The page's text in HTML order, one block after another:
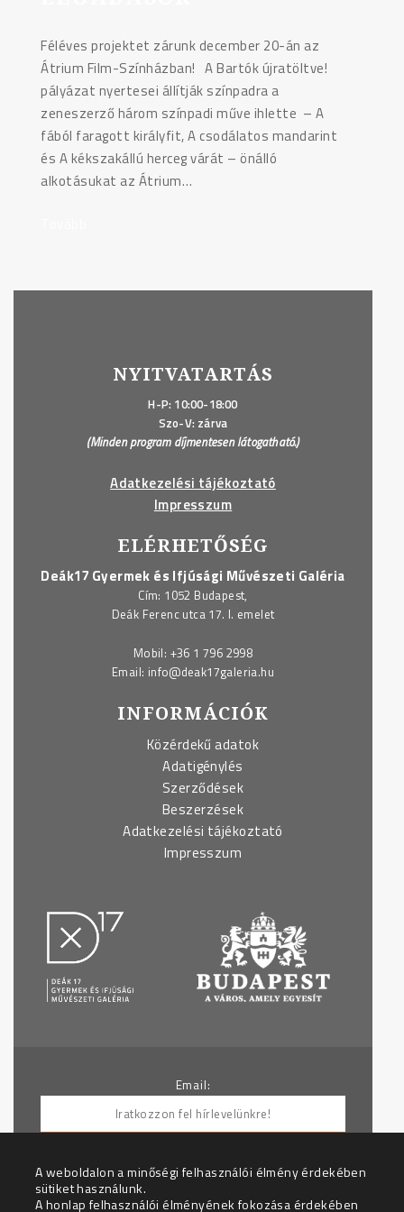
Féléves projektet zárunk december 20-án az
Átrium Film-Színházban! A Bartók újratöltve!
pályázat nyertesei állítják színpadra a
zeneszerző három színpadi műve ihlette – A
fából faragott királyfit, A csodálatos mandarint
és A kékszakállú herceg várát – önálló
alkotásukat az Átrium…
előadások"
NYITVATARTÁS
H-P: 10:00-18:00
Szo-V: zárva
(Minden program díjmentesen látogatható.)
Adatkezelési tájékoztató
Impresszum
ELÉRHETŐSÉG
Deák17 Gyermek és Ifjúsági Művészeti Galéria
Cím: 1052 Budapest,
Deák Ferenc utca 17. I. emelet
Mobil: +36 1 796 2998
Email: info@deak17galeria.hu
INFORMÁCIÓK
Közérdekű adatok
Adatigénylés
Szerződések
Beszerzések
Adatkezelési tájékoztató
Impresszum
Email:
Hozzájárulok ahhoz, hogy az Adatkezelő
A weboldalon a minőségi felhasználói élmény érdekében
sütiket használunk.
A honlap felhasználói élményének fokozása érdekében